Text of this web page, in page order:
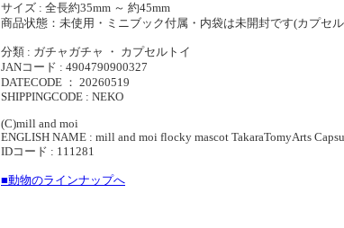
サイズ : 全長約35mm ～ 約45mm
商品状態：未使用・ミニブック付属・内袋は未開封です(カプセ
分類 : ガチャガチャ ・ カプセルトイ
JANコード : 4904790900327
DATECODE ： 20260519
SHIPPINGCODE : NEKO
(C)mill and moi
ENGLISH NAME : mill and moi flocky mascot TakaraTomyArts
IDコード : 111281
■動物のラインナップへ